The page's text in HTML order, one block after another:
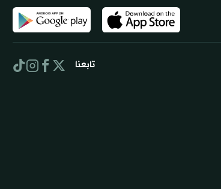
تابعنا